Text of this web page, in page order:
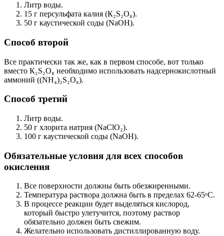
Литр воды.
15 г персульфата калия (К₂S₂О₈).
50 г каустической соды (NaОН).
Способ второй
Все практически так же, как в первом способе, вот только
вместо К₂S₂О₈ необходимо использовать надсернокислотный
аммоний ((NН₄)₂S₂О₈).
Способ третий
Литр воды.
50 г хлорита натрия (NaСlО₂).
100 г каустической соды (NaОН).
Обязательные условия для всех способов
окисления
Все поверхности должны быть обезжиренными.
Температура раствора должна быть в пределах 62-65ᵒС.
В процессе реакции будет выделяться кислород,
который быстро улетучится, поэтому раствор
обязательно должен быть свежим.
Желательно использовать дистиллированную воду.